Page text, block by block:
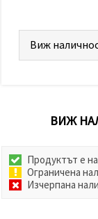
Виж
ВИЖ
Продуктът е
Ограничена
Изчерпана